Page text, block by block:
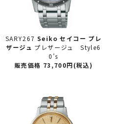
SARY267 Seiko セイコー プレ
ザージュ プレザージュ Style6
0's
販売価格 73,700円(税込)